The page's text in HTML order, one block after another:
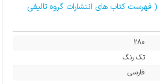
( فهرست کتاب های انتشارات گروه تالیفی
280
تک رنگ
فارسی